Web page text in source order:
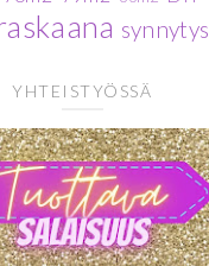
synnytys
YHTEISTYÖSSÄ